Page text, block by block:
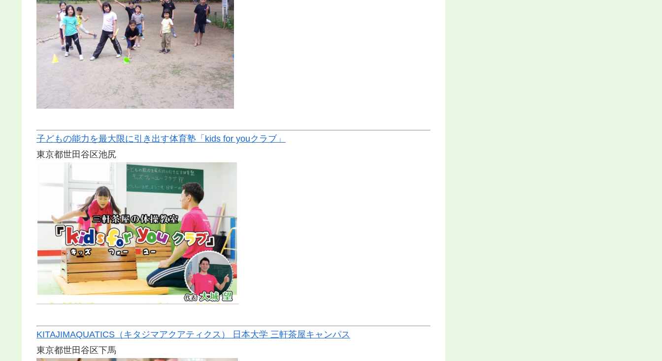
子どもの能力を最大限に引き出す体育塾「kids for youクラブ」
東京都世田谷区池尻
KITAJIMAQUATICS（キタジマアクアティクス） 日本大学 三軒茶屋キャンパス
東京都世田谷区下馬